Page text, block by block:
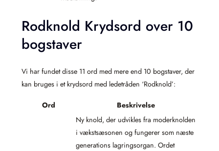
Rodknold Krydsord over 10
bogstaver
Vi har fundet disse 11 ord med mere end 10 bogstaver, der
kan bruges i et krydsord med ledetråden ‘Rodknold’:
Ord Beskrivelse
Ny knold, der udvikles fra moderknolden
i vækstsæsonen og fungerer som næste
generations lagringsorgan. Ordet